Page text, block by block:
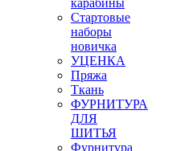
карабины
Стартовые
наборы
новичка
УЦЕНКА
Пряжа
Ткань
ФУРНИТУРА
ДЛЯ
ШИТЬЯ
Фурнитура